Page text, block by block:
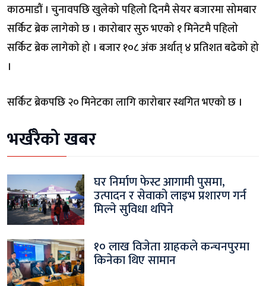
काठमाडौं । चुनावपछि खुलेको पहिलाे दिनमै सेयर बजारमा सोमबार
सर्किट ब्रेक लागेको छ । कारोबार सुरु भएको १ मिनेटमै पहिलो
सर्किट ब्रेक लागेको हो । बजार १०८ अंक अर्थात् ४ प्रतिशत बढेको हो
।
सर्किट ब्रेकपछि २० मिनेटका लागि कारोबार स्थगित भएको छ ।
भर्खरैको खबर
घर निर्माण फेस्ट आगामी पुसमा,
उत्पादन र सेवाको लाइभ प्रशारण गर्न
मिल्ने सुविधा थपिने
१० लाख विजेता ग्राहकले कन्चनपुरमा
किनेका थिए सामान